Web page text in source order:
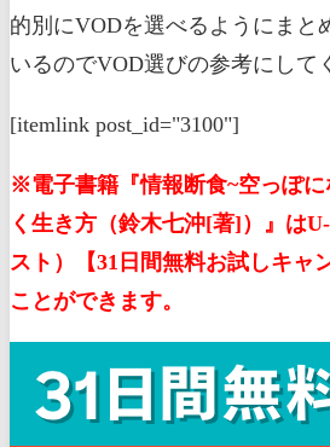
的別にVODを選べるようにまと
いるのでVOD選びの参考にして
[itemlink post_id="3100"]
※電子書籍『情報断食~空っぽ
く生き方（鈴木七沖[著]）』は
スト）【31日間無料お試しキャ
ことができます。